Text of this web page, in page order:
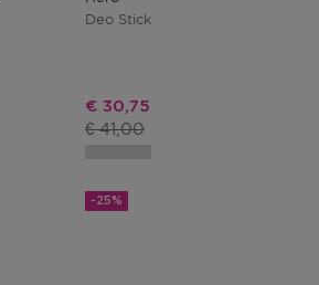
Deo Stick
Kortingsprijs
€ 30,75
Productprijs
€ 41,00
-25%